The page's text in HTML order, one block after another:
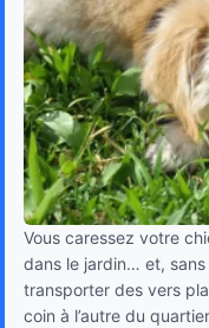
Vous caressez votre
dans le jardin… et,
transporter des vers
coin à l’autre du